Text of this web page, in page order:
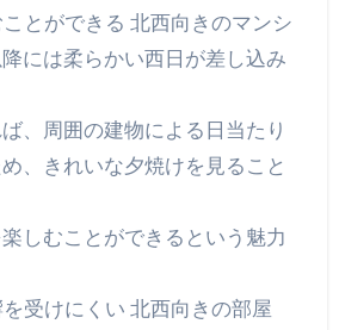
とができる 北西向きのマンシ
には柔らかい西日が差し込み
、周囲の建物による日当たり
、きれいな夕焼けを見ること
しむことができるという魅力
受けにくい 北西向きの部屋